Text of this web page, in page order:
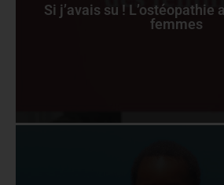
Si j’avais su ! L’ostéopathie
femmes